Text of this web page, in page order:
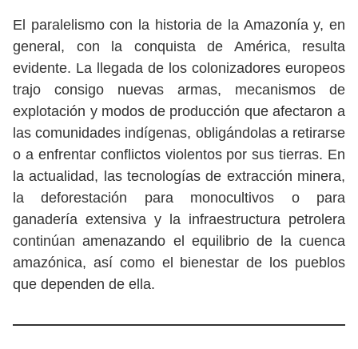
El paralelismo con la historia de la Amazonía y, en
general, con la conquista de América, resulta
evidente. La llegada de los colonizadores europeos
trajo consigo nuevas armas, mecanismos de
explotación y modos de producción que afectaron a
las comunidades indígenas, obligándolas a retirarse
o a enfrentar conflictos violentos por sus tierras. En
la actualidad, las tecnologías de extracción minera,
la deforestación para monocultivos o para
ganadería extensiva y la infraestructura petrolera
continúan amenazando el equilibrio de la cuenca
amazónica, así como el bienestar de los pueblos
que dependen de ella.